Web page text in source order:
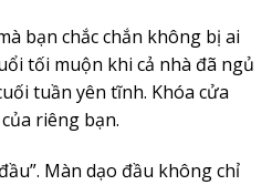
bạn chắc chắn không bị ai
tối muộn khi cả nhà đã ngủ
tuần yên tĩnh. Khóa cửa
riêng bạn.
Màn dạo đầu không chỉ